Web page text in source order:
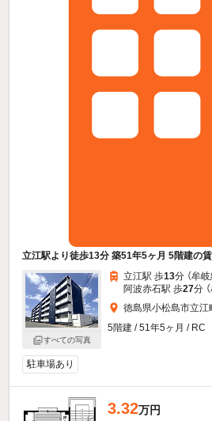
立江駅より徒歩13分 築51年5ヶ月 5階建の
すべての写真
立江駅 歩13分 （牟岐
阿波赤石駅 歩27分
徳島県小松島市立江
5階建 / 51年5ヶ月 / RC
駐車場あり
3.32万円